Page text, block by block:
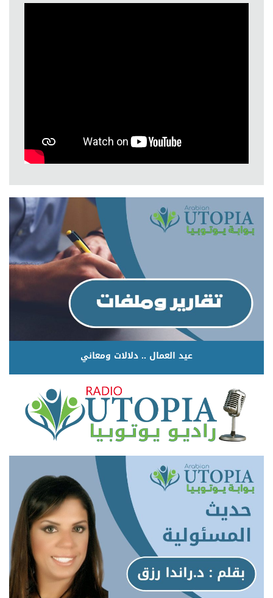
عيد العمال .. دلالات ومعاني